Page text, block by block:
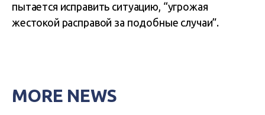
пытается исправить ситуацию, “угрожая
жестокой расправой за подобные случаи”.
MORE NEWS